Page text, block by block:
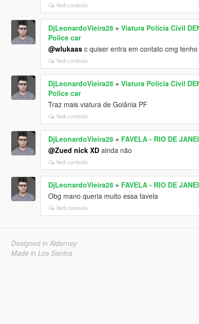
Vedi contesto
DjLeonardoVieira28» Viatura Polícia Civil
Police car
@wlukaasc quiser entra em contato cmg
Vedi contesto
DjLeonardoVieira28» Viatura Polícia Civil
Police car
Traz mais viatura de Goiânia PF
Vedi contesto
DjLeonardoVieira28» FAVELA - RIO DE
@Zued nick XDainda não
Vedi contesto
DjLeonardoVieira28» FAVELA - RIO DE
Obg mano queria muito essa favela
Vedi contesto
Designed in Alderney
Made in Los Santos